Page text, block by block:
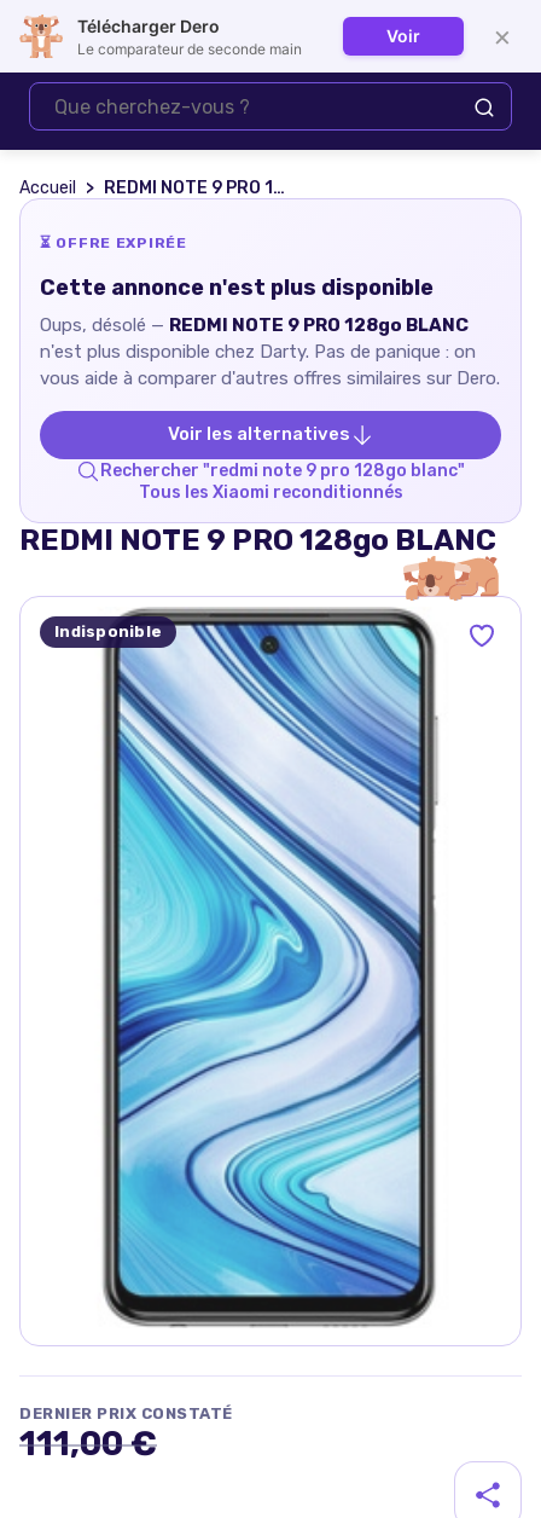
Se connecter
Accueil REDMI NOTE 9 PRO 128go BLANC
⏳ OFFRE EXPIRÉE
Cette annonce n'est plus disponible
Oups, désolé — REDMI NOTE 9 PRO 128go BLANC
n'est plus disponible chez Darty. Pas de panique : on
vous aide à comparer d'autres offres similaires sur Dero.
Voir les alternatives
Rechercher "redmi note 9 pro 128go blanc"
Tous les Xiaomi reconditionnés
REDMI NOTE 9 PRO 128go BLANC
Indisponible
DERNIER PRIX CONSTATÉ
111,00 €
Télécharger Dero
Le comparateur de seconde main
Voir ×